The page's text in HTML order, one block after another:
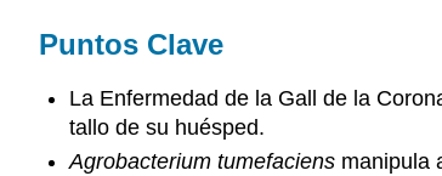
Puntos Clave
La Enfermedad de la Gall de la
tallo de su huésped.
Agrobacterium tumefaciensmanipula